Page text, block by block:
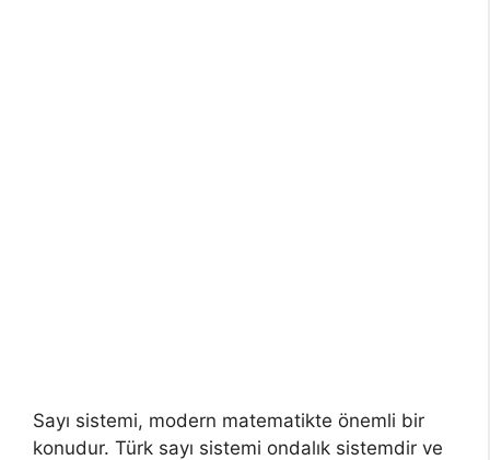
Sayı sistemi, modern matematikte önemli bir
konudur. Türk sayı sistemi ondalık sistemdir ve